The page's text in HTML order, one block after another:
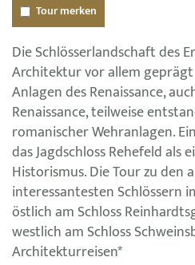
Tour merken
Die Schlösserlandschaft des
Architektur vor allem
Anlagen des Renaissance,
Renaissance, teilweise
romanischer Wehranlagen.
das Jagdschloss Rehefeld als
Historismus. Die Tour zu den
interessantesten Schlössern
östlich am Schloss
westlich am Schloss
Architekturreisen*